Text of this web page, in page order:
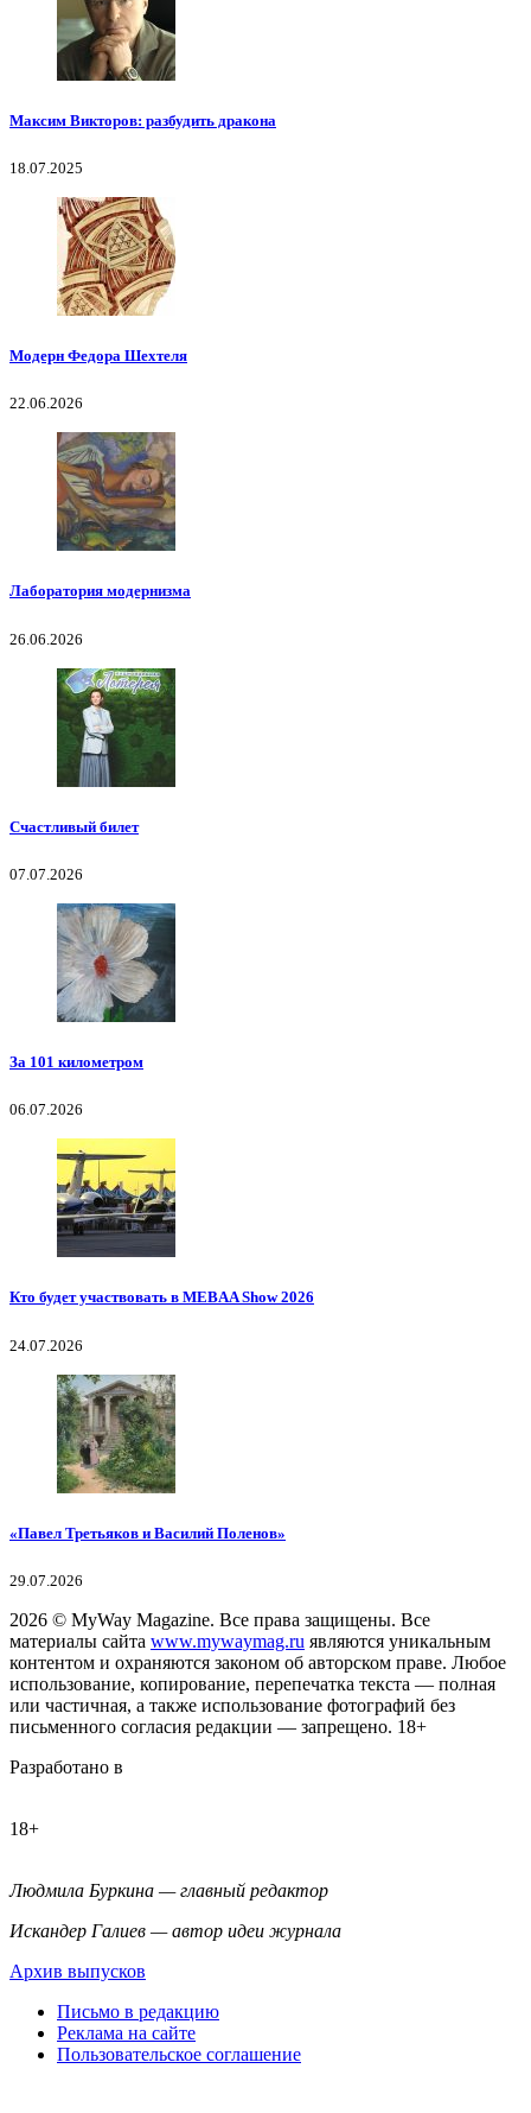
Максим Викторов: разбудить дракона
18.07.2025
Модерн Федора Шехтеля
22.06.2026
Лаборатория модернизма
26.06.2026
Счастливый билет
07.07.2026
За 101 километром
06.07.2026
Кто будет участвовать в MEBAA Show 2026
24.07.2026
«Павел Третьяков и Василий Поленов»
29.07.2026
2026 © MyWay Magazine. Все права защищены. Все
материалы сайта www.mywaymag.ru являются уникальным
контентом и охраняются законом об авторском праве. Любое
использование, копирование, перепечатка текста — полная
или частичная, а также использование фотографий без
письменного согласия редакции — запрещено. 18+
Разработано в
18+
Людмила Буркина — главный редактор
Искандер Галиев — автор идеи журнала
Архив выпусков
Письмо в редакцию
Реклама на сайте
Пользовательское соглашение